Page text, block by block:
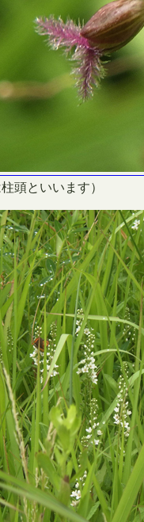
頭といいます）